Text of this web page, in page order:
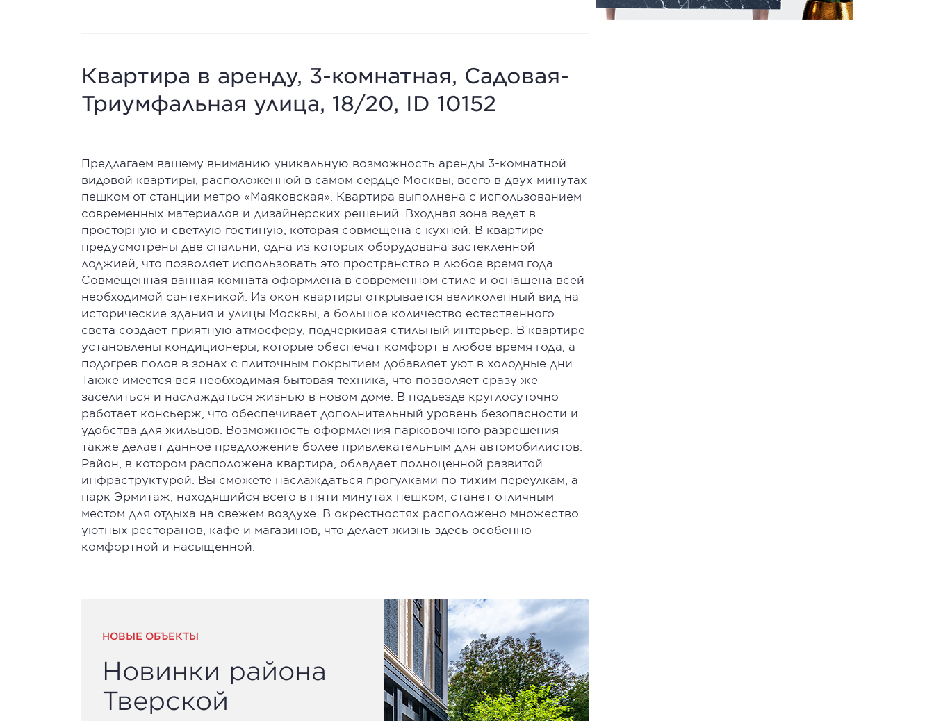
Квартира в аренду, 3-комнатная, Садовая-
Триумфальная улица, 18/20, ID 10152
Предлагаем вашему вниманию уникальную возможность аренды 3-комнатной
видовой квартиры, расположенной в самом сердце Москвы, всего в двух минутах
пешком от станции метро «Маяковская». Квартира выполнена с использованием
современных материалов и дизайнерских решений. Входная зона ведет в
просторную и светлую гостиную, которая совмещена с кухней. В квартире
предусмотрены две спальни, одна из которых оборудована застекленной
лоджией, что позволяет использовать это пространство в любое время года.
Совмещенная ванная комната оформлена в современном стиле и оснащена всей
необходимой сантехникой. Из окон квартиры открывается великолепный вид на
исторические здания и улицы Москвы, а большое количество естественного
света создает приятную атмосферу, подчеркивая стильный интерьер. В квартире
установлены кондиционеры, которые обеспечат комфорт в любое время года, а
подогрев полов в зонах с плиточным покрытием добавляет уют в холодные дни.
Также имеется вся необходимая бытовая техника, что позволяет сразу же
заселиться и наслаждаться жизнью в новом доме. В подъезде круглосуточно
работает консьерж, что обеспечивает дополнительный уровень безопасности и
удобства для жильцов. Возможность оформления парковочного разрешения
также делает данное предложение более привлекательным для автомобилистов.
Район, в котором расположена квартира, обладает полноценной развитой
инфраструктурой. Вы сможете наслаждаться прогулками по тихим переулкам, а
парк Эрмитаж, находящийся всего в пяти минутах пешком, станет отличным
местом для отдыха на свежем воздухе. В окрестностях расположено множество
уютных ресторанов, кафе и магазинов, что делает жизнь здесь особенно
комфортной и насыщенной.
НОВЫЕ ОБЪЕКТЫ
Новинки района
Тверской